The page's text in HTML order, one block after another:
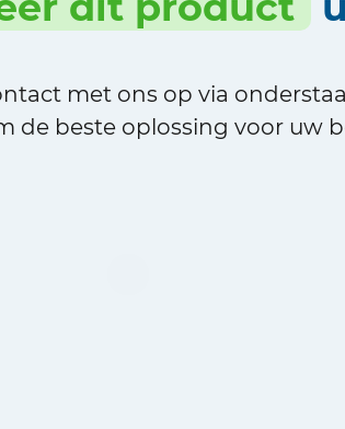
met ons op via
de beste oplossing voor uw